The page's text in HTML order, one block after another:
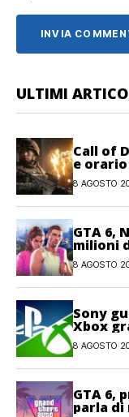
ULTIMI
Call of
e
8 AGOSTO
GTA 6,
milioni
gioco
8 AGOSTO
Sony
Xbox
8 AGOSTO
GTA 6,
parla di